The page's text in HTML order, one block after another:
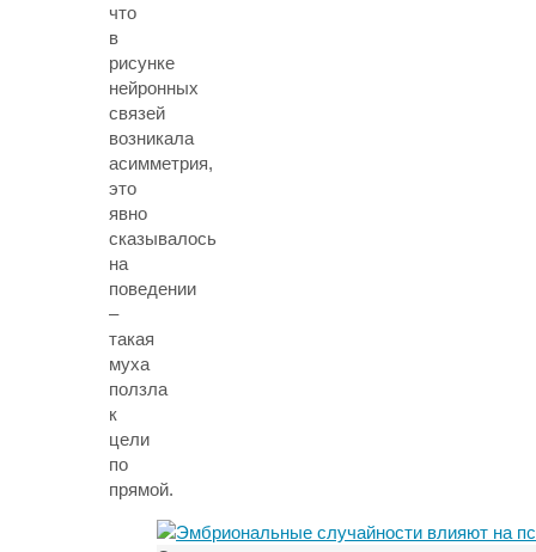
что
в
рисунке
нейронных
связей
возникала
асимметрия,
это
явно
сказывалось
на
поведении
–
такая
муха
ползла
к
цели
по
прямой.